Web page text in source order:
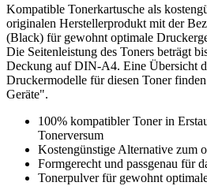
Kompatible Tonerkartusche als
originalen Herstellerprodukt mit der
(Black) für gewohnt optimale
Die Seitenleistung des Toners beträgt
Deckung auf DIN-A4. Eine Übersicht
Druckermodelle für diesen Toner
Geräte".
100% kompatibler Toner in
Tonerversum
Kostengünstige Alternative zum
Formgerecht und passgenau für
Tonerpulver für gewohnt